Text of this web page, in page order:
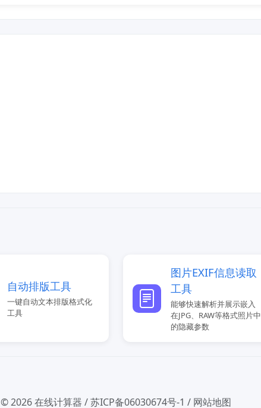
自动排版工具
一键自动文本排版格式化
工具
图片EXIF信息读取
工具
能够快速解析并展示嵌入
在JPG、RAW等格式照片中
的隐藏参数
© 2026在线计算器 /苏ICP备06030674号-1 / 网站地图